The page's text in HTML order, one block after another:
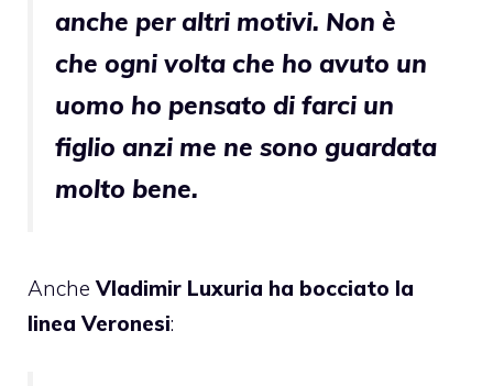
anche per altri motivi. Non è
che ogni volta che ho avuto un
uomo ho pensato di farci un
figlio anzi me ne sono guardata
molto bene.
AncheVladimir Luxuria ha bocciato la
linea Veronesi: